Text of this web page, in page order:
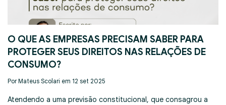
O QUE AS EMPRESAS PRECISAM SABER PARA
PROTEGER SEUS DIREITOS NAS RELAÇÕES DE
CONSUMO?
Por Mateus Scolari em 12 set 2025
Atendendo a uma previsão constitucional, que consagrou a